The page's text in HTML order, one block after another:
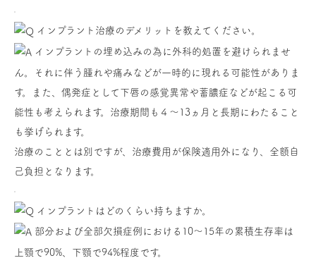
インプラント治療のデメリットを教えてください。
インプラントの埋め込みの為に外科的処置を避けられませ
ん。それに伴う腫れや痛みなどが一時的に現れる可能性がありま
す。また、偶発症として下唇の感覚異常や蓄膿症などが起こる可
能性も考えられます。治療期間も４～13ヵ月と長期にわたること
も挙げられます。
治療のこととは別ですが、治療費用が保険適用外になり、全額自
己負担となります。
インプラントはどのくらい持ちますか。
部分および全部欠損症例における10〜15年の累積生存率は
上顎で90%、下顎で94%程度です。